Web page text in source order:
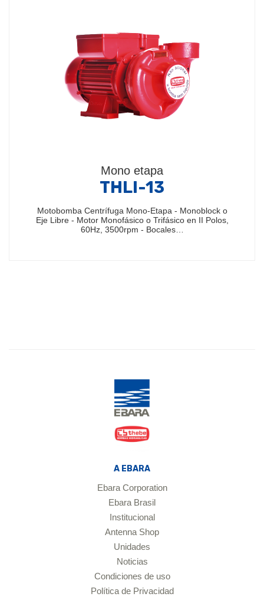
Mono etapa
THLI-13
Motobomba Centrífuga Mono-Etapa - Monoblock o
Eje Libre - Motor Monofásico o Trifásico en II Polos,
60Hz, 3500rpm - Bocales…
A EBARA
Ebara Corporation
Ebara Brasil
Institucional
Antenna Shop
Unidades
Noticias
Condiciones de uso
Política de Privacidad